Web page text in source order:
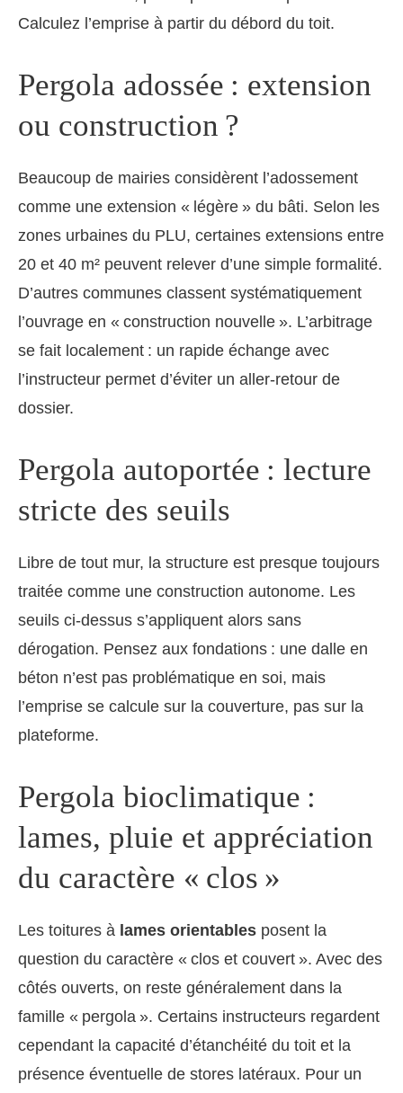
Calculez l’emprise à partir du débord du toit.
Pergola adossée : extension
ou construction ?
Beaucoup de mairies considèrent l’adossement
comme une extension « légère » du bâti. Selon les
zones urbaines du PLU, certaines extensions entre
20 et 40 m² peuvent relever d’une simple formalité.
D’autres communes classent systématiquement
l’ouvrage en « construction nouvelle ». L’arbitrage
se fait localement : un rapide échange avec
l’instructeur permet d’éviter un aller-retour de
dossier.
Pergola autoportée : lecture
stricte des seuils
Libre de tout mur, la structure est presque toujours
traitée comme une construction autonome. Les
seuils ci-dessus s’appliquent alors sans
dérogation. Pensez aux fondations : une dalle en
béton n’est pas problématique en soi, mais
l’emprise se calcule sur la couverture, pas sur la
plateforme.
Pergola bioclimatique :
lames, pluie et appréciation
du caractère « clos »
Les toitures à lames orientables posent la
question du caractère « clos et couvert ». Avec des
côtés ouverts, on reste généralement dans la
famille « pergola ». Certains instructeurs regardent
cependant la capacité d’étanchéité du toit et la
présence éventuelle de stores latéraux. Pour un